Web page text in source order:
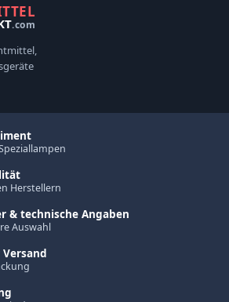
.com
Herstellern
& technische Angaben
Auswahl